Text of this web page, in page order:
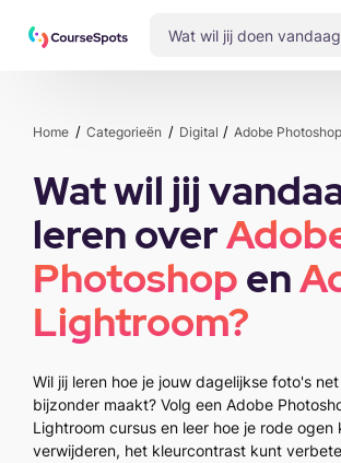
Home Categorieën Digital Adobe Photoshop
Wat wil jij
leren over
Photoshopen
Lightroom?
Wil jij leren hoe je jouw dagelijkse foto's
bijzonder maakt? Volg een Adobe
Lightroom cursus en leer hoe je rode ogen
verwijderen, het kleurcontrast kunt